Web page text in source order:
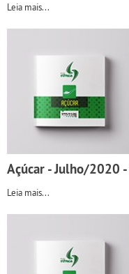
Leia mais...
Açúcar - Julho/2020
Leia mais...